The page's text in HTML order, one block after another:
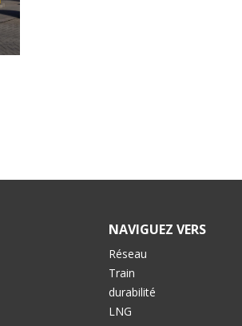
NAVIGUEZ VERS
Réseau
Train
durabilité
LNG